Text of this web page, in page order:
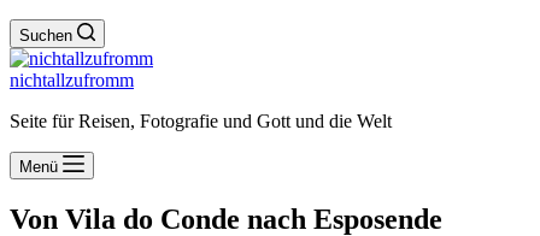
Suchen
nichtallzufromm
Seite für Reisen, Fotografie und Gott und die Welt
Menü
Von Vila do Conde nach Esposende